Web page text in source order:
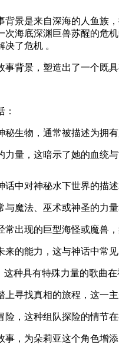
景是来自深海的人鱼族
海底深渊巨兽苏醒的危
了危机 。
背景，塑造出了一个既
生物，通常被描述为拥
量，这暗示了她的血统
中对神秘水下世界的描
魔法、巫术或神圣的力
出现的巨型海怪或魔兽
的能力，这与神话中常见
种具有特殊力量的歌曲
寻找真相的旅程，这一
，这种组队探险的情节
，为朵莉亚这个角色增添